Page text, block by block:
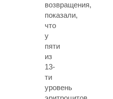
возвращения,
показали,
что
у
пяти
из
13-
ти
уровень